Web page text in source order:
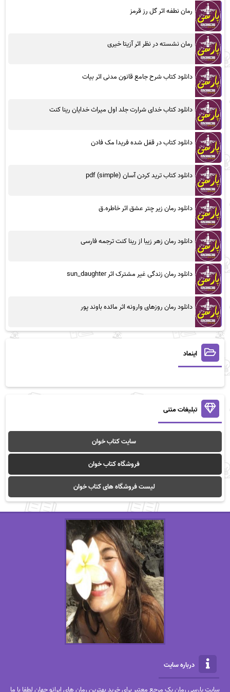
رمان نطفه اثر گل رز قرمز
رمان نشسته در نظر اثر آزیتا خیری
دانلود کتاب شرح جامع قانون مدنی اثر بیات
دانلود کتاب خدای شرارت جلد اول میراث خدایان رینا کنت
دانلود کتاب در قفل شده فریدا مک فادن
دانلود کتاب ترید کردن آسان (simple) pdf
دانلود رمان زیر چتر عشق اثر خاطره.ق
دانلود رمان زهر زیبا از رینا کنت ترجمه فارسی
دانلود رمان زندگی غیر مشترک اثر sun_daughter
دانلود رمان روزهای وارونه اثر مائده باوند پور
اینماد
تبلیغات متنی
سایت کتاب خوان
فروشگاه کتاب خوان
لیست فروشگاه های کتاب خوان
درباره سایت